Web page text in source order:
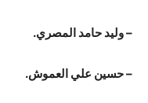
– وليد حامد المصري.
– حسين علي العموش.